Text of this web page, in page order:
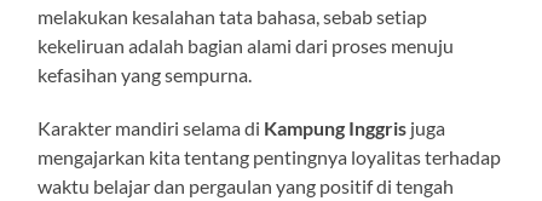
melakukan kesalahan tata bahasa, sebab setiap
kekeliruan adalah bagian alami dari proses menuju
kefasihan yang sempurna.
Karakter mandiri selama di Kampung Inggris juga
mengajarkan kita tentang pentingnya loyalitas terhadap
waktu belajar dan pergaulan yang positif di tengah